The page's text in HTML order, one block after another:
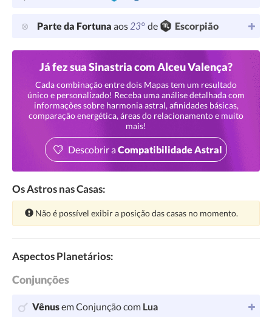
Parte da Fortuna aos23° de Escorpião
Já fez sua Sinastria com Alceu Valença?
Cada combinação entre dois Mapas tem um resultado
único e personalizado! Receba uma análise detalhada com
informações sobre harmonia astral, afinidades básicas,
comparação energética, áreas do relacionamento e muito
mais!
Descobrir aCompatibilidade Astral
Os Astros nas Casas:
Atenção:
Não é possível exibir a posição das casas no momento.
Aspectos Planetários:
Conjunções
Vênusem Conjunção com Lua